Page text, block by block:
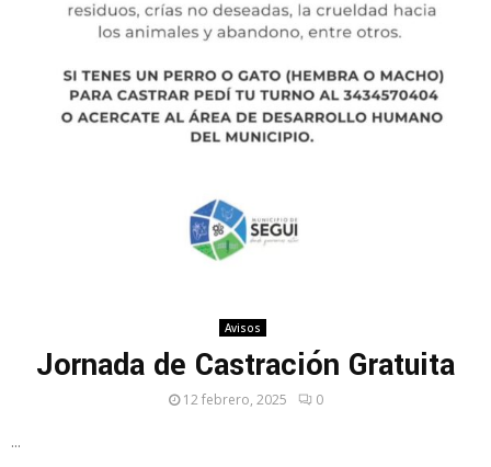
Avisos
Jornada de Castración Gratuita
12 febrero, 2025 0
...